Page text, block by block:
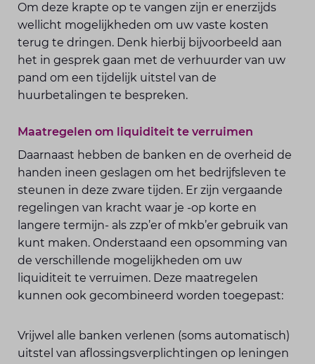
Om deze krapte op te vangen zijn er enerzijds
wellicht mogelijkheden om uw vaste kosten
terug te dringen. Denk hierbij bijvoorbeeld aan
het in gesprek gaan met de verhuurder van uw
pand om een tijdelijk uitstel van de
huurbetalingen te bespreken.
Maatregelen om liquiditeit te verruimen
Daarnaast hebben de banken en de overheid de
handen ineen geslagen om het bedrijfsleven te
steunen in deze zware tijden. Er zijn vergaande
regelingen van kracht waar je -op korte en
langere termijn- als zzp’er of mkb’er gebruik van
kunt maken. Onderstaand een opsomming van
de verschillende mogelijkheden om uw
liquiditeit te verruimen. Deze maatregelen
kunnen ook gecombineerd worden toegepast:
Vrijwel alle banken verlenen (soms automatisch)
uitstel van aflossingsverplichtingen op leningen